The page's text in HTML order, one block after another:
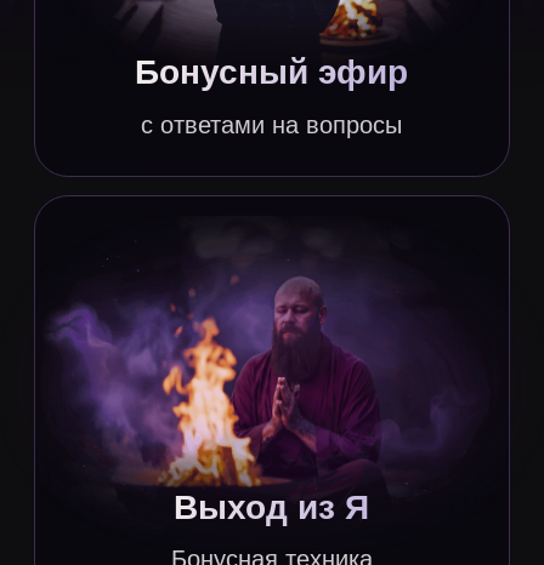
129 900 ₽ -25 000 ₽
104 900
2,5 месяца наставничества
4 обучающих блока
с практическими заданиями
Забронировать место
900 рублей, а оставшуюся сумму 50 000
рублей внести до 26 июня